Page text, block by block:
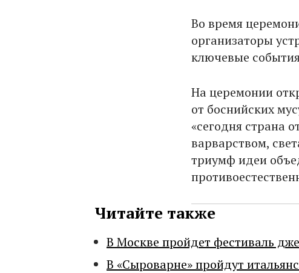
Во время
организаторы
ключевые
На церемонии
от боснийских
«сегодня страна
варварством,
триумф идеи
Читайте также
В Москве пройдет фестиваль
В «Сыроварне» пройдут